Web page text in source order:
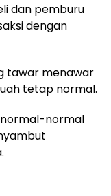
dan pemburu
dengan
tawar menawar
tetap normal.
normal-normal